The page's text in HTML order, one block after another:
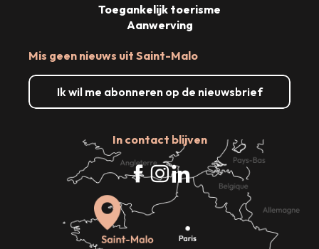
Mis geen nieuws uit Saint-Malo
Ik wil me abonneren op de nieuwsbrief
In contact blijven
Toegankelijk toerisme
Aanwerving